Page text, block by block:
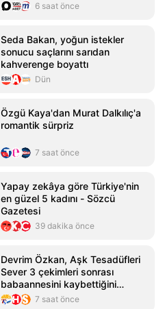
6 saat önce
Seda Bakan, yoğun istekler
sonucu saçlarını sarıdan
kahverenge boyattı
Dün
Özgü Kaya'dan Murat Dalkılıç'a
romantik sürpriz
7 saat önce
Yapay zekâya göre Türkiye'nin
en güzel 5 kadını - Sözcü
Gazetesi
39 dakika önce
Devrim Özkan, Aşk Tesadüfleri
Sever 3 çekimleri sonrası
babaannesini kaybettiğini
açıkladı 7 saat önce